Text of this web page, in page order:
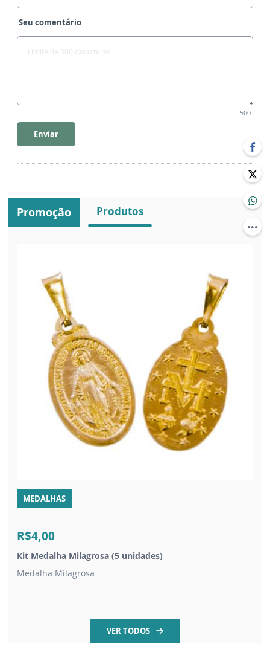
Seu comentário
500
Enviar
Promoção Produtos
MEDALHAS
R$4,00
Kit Medalha Milagrosa (5 unidades)
Medalha Milagrosa
VER TODOS